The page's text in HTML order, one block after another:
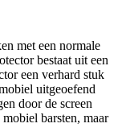
met een normale
bestaat uit een
een verhard stuk
uitgeoefend
door de screen
barsten, maar